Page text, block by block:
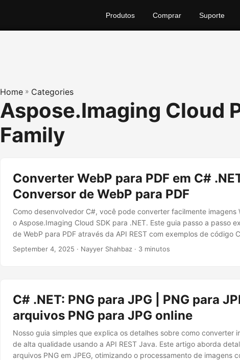
Produtos Comprar Suporte
Home » Categories
Aspose.Imaging Cloud
Family
Converter WebP para PDF em C#
Conversor de WebP para PDF
Como desenvolvedor C#, você pode converter facilmente imagens
o Aspose.Imaging Cloud SDK para .NET. Este guia passo a passo
de WebP para PDF através da API REST com exemplos de código
September 4, 2025 · Nayyer Shahbaz · 3 minutos
C# .NET: PNG para JPG | PNG para
arquivos PNG para JPG online
Nosso guia simples que explica os detalhes sobre como converter
de alta qualidade usando a API REST Java. Este artigo aborda
arquivos PNG em JPEG, otimizando o processamento de imagens